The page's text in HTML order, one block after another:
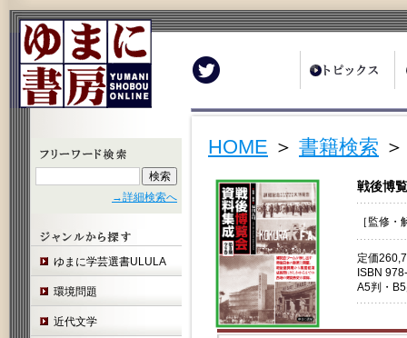
→詳細検索へ
ゆまに学芸選書ULULA
環境問題
近代文学
HOME ＞ 書籍検索
戦後博
［監修
定価
ISBN
A5判・